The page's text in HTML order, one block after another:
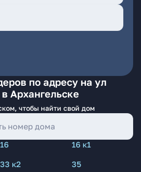
по адресу на ул
Архангельске
чтобы найти свой дом
16
16 к1
33 к2
35